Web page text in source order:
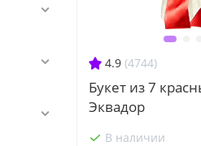
4.9 (4744)
Букет из 7
Эквадор
В наличии